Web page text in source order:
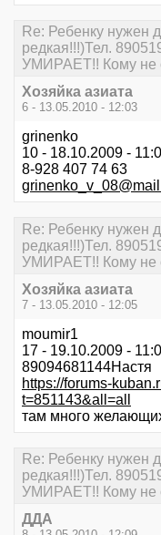
Re: Ребенку нужен
редкая!!!)Тел.
УМИРАЕТ!! Кому не
Хозяйка азиата
6 - 13.05.2010 - 12:03
grinenko
10 - 18.10.2009 -
8-928 407 74 63
Re: Ребенку нужен
редкая!!!)Тел.
УМИРАЕТ!! Кому не
Хозяйка азиата
7 - 13.05.2010 - 12:05
moumir1
17 - 19.10.2009 -
89094681144Настя
https://forums-
t=851143&all=all
там много
Re: Ребенку нужен
редкая!!!)Тел.
УМИРАЕТ!! Кому не
ДДА